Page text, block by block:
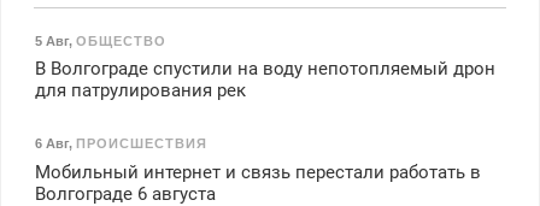
5 Авг, ОБЩЕСТВО
В Волгограде спустили на воду непотопляемый дрон
для патрулирования рек
6 Авг, ПРОИСШЕСТВИЯ
Мобильный интернет и связь перестали работать в
Волгограде 6 августа